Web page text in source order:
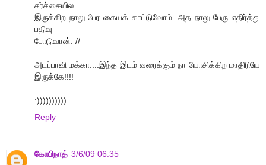
சர்ச்சையில
இருக்கிற நாலு பேர கையக் காட்டுவோம். அத நாலு பேரு எதிர்த்து
பதிவு
போடுவான். //
அடப்பாவி மக்கா....இந்த இடம் வரைக்கும் நா யோசிக்கிற மாதிரியே
இருக்கே!!!!
:))))))))))
Reply
கோபிநாத் 3/6/09 06:35